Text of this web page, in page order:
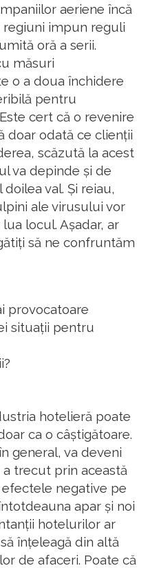
aeriene încă
impun reguli
oră a serii.
măsuri
o a doua închidere
pentru
cert că o revenire
doar odată ce clienții
scăzută la acest
va depinde și de
val. Și reiau,
ale virusului vor
locul. Așadar, ar
să ne confruntăm
provocatoare
situații pentru
hotelieră poate
ca o câștigătoare.
general, va deveni
trecut prin această
negative pe
apar și noi
hotelurilor ar
înțeleagă din altă
de afaceri. Poate că